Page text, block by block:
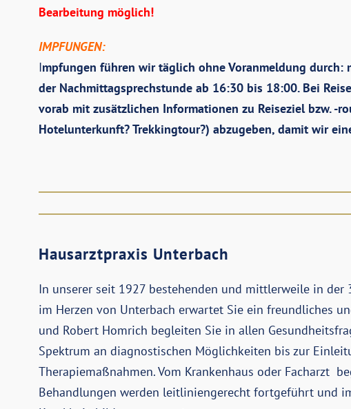
Bearbeitung möglich!
IMPFUNGEN:
Impfungen führen wir täglich ohne Voranmeldung durch:
der Nachmittagsprechstunde ab 16:30 bis 18:00. Bei
vorab mit zusätzlichen Informationen zu Reiseziel bzw. -
Hotelunterkunft? Trekkingtour?) abzugeben, damit wir
Hausarztpraxis Unterbach
In unserer seit 1927 bestehenden und mittlerweile in der
im Herzen von Unterbach erwartet Sie ein freundliches
und Robert Homrich begleiten Sie in allen
Spektrum an diagnostischen Möglichkeiten bis zur
Therapiemaßnahmen. Vom Krankenhaus oder Facharzt
Behandlungen werden leitliniengerecht fortgeführt und